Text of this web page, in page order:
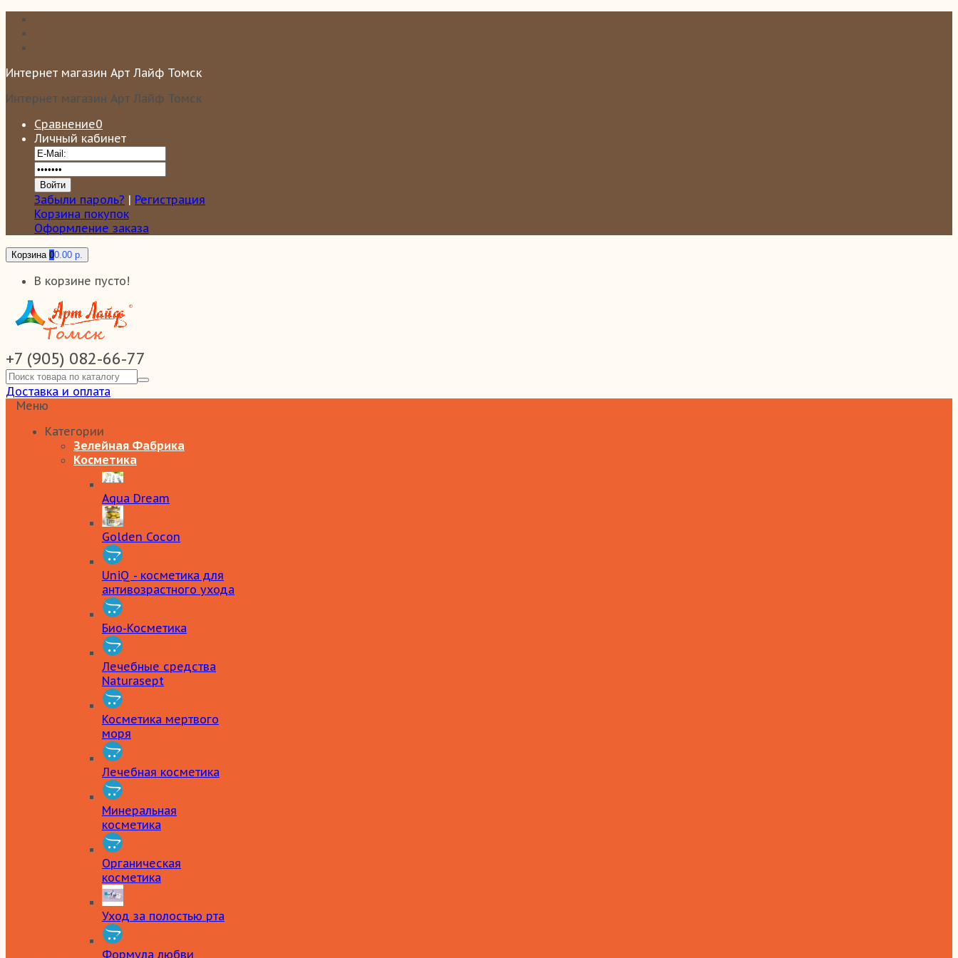
Интернет магазин Арт Лайф Томск
Интернет магазин Арт Лайф Томск
Сравнение0
Личный кабинет
Забыли пароль? | Регистрация
Корзина покупок
Оформление заказа
Корзина 00.00 р.
В корзине пусто!
+7 (905) 082-66-77
Доставка и оплата
Меню
Категории
Зелейная Фабрика
Косметика
Aqua Dream
Golden Cocon
UniQ - косметика для
антивозрастного ухода
Био-Косметика
Лечебные средства
Naturasept
Косметика мертвого
моря
Лечебная косметика
Минеральная
косметика
Органическая
косметика
Уход за полостью рта
Формула любви